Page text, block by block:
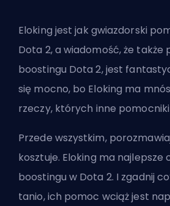
Eloking jest jak gwiazdorski
Dota 2, a wiadomość, że także
boostingu Dota 2, jest
się mocno, bo Eloking ma
rzeczy, których inne
Przede wszystkim,
kosztuje. Eloking ma najlepsze
boostingu w Dota 2. I zgadnij
tanio, ich pomoc wciąż jest